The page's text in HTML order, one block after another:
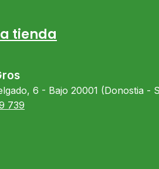
tienda
6 - Bajo 20001 (Donostia -
739